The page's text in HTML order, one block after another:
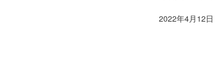
2022年4月12日